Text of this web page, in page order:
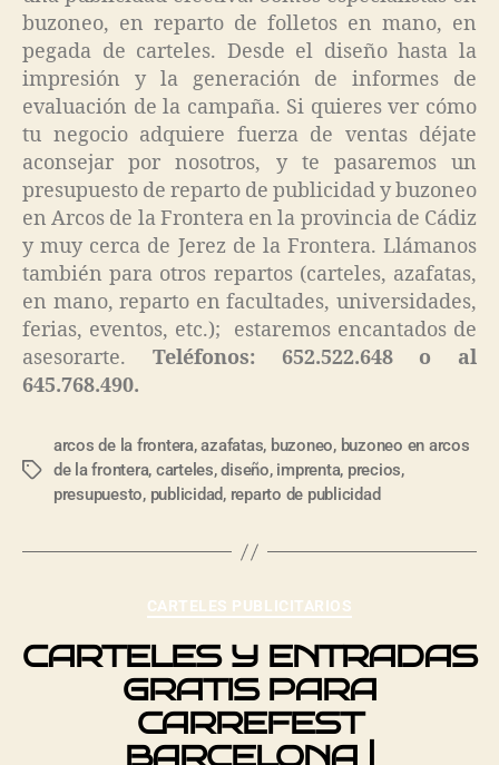
buzoneo, en reparto de folletos en mano, en
pegada de carteles. Desde el diseño hasta la
impresión y la generación de informes de
evaluación de la campaña. Si quieres ver cómo
tu negocio adquiere fuerza de ventas déjate
aconsejar por nosotros, y te pasaremos un
presupuesto de reparto de publicidad y buzoneo
en Arcos de la Frontera en la provincia de Cádiz
y muy cerca de Jerez de la Frontera. Llámanos
también para otros repartos (carteles, azafatas,
en mano, reparto en facultades, universidades,
ferias, eventos, etc.); estaremos encantados de
asesorarte. Teléfonos: 652.522.648 o al
645.768.490.
arcos de la frontera,azafatas, buzoneo, buzoneo en arcos
de la frontera, carteles,diseño, imprenta, precios,
presupuesto, publicidad, reparto de publicidad
CARTELES PUBLICITARIOS
CARTELES Y ENTRADAS
GRATIS PARA
CARREFEST
BARCELONA |